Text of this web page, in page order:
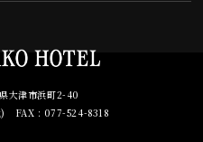
大津市浜町2-40
FAX : 077-524-8318